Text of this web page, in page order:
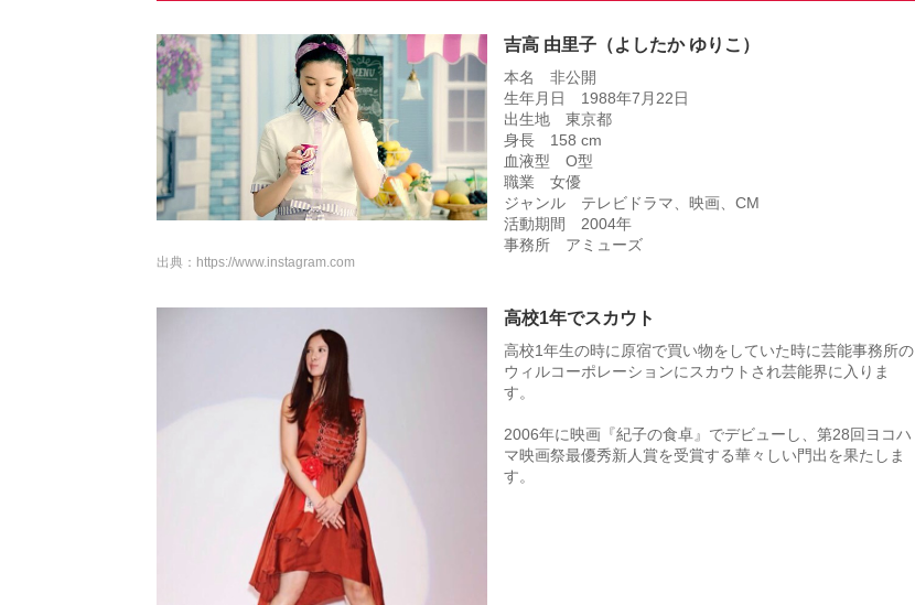
吉高 由里子（よしたか ゆりこ）
本名 非公開
生年月日 1988年7月22日
出生地 東京都
身長 158 cm
血液型 O型
職業 女優
ジャンル テレビドラマ、映画、CM
活動期間 2004年
事務所 アミューズ
出典： https://www.instagram.com
高校1年でスカウト
高校1年生の時に原宿で買い物をしていた時に芸能事務所の
ウィルコーポレーションにスカウトされ芸能界に入りま
す。
2006年に映画『紀子の食卓』でデビューし、第28回ヨコハ
マ映画祭最優秀新人賞を受賞する華々しい門出を果たしま
す。